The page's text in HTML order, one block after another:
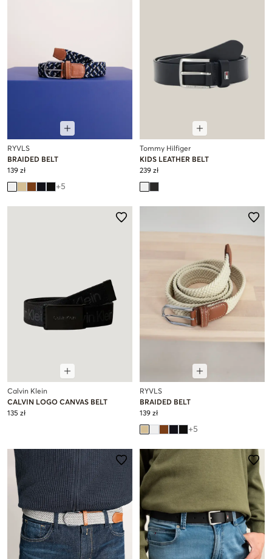
RYVLS
BRAIDED BELT
139 zł
+5
Tommy Hilfiger
KIDS LEATHER BELT
239 zł
Calvin Klein
CALVIN LOGO CANVAS BELT
135 zł
RYVLS
BRAIDED BELT
139 zł
+5